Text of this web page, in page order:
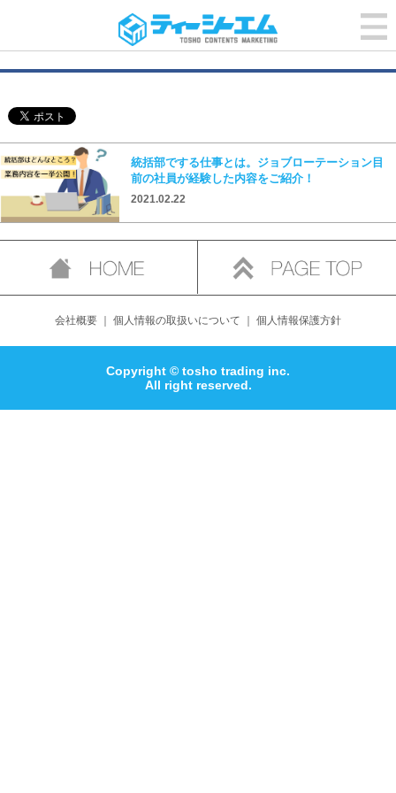
統括部でする仕事とは。ジョブローテーション目
前の社員が経験した内容をご紹介！
2021.02.22
会社概要 ｜ 個人情報の取扱いについて ｜ 個人情報保護方針
Copyright © tosho trading inc.
All right reserved.